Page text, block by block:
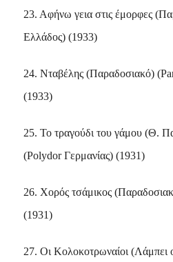
23. Αφήνω γεια στις έμορφες
Ελλάδος) (1933)
24. Νταβέλης (Παραδοσιακό)
(1933)
25. Το τραγούδι του γάμου (Θ.
(Polydor Γερμανίας) (1931)
26. Χορός τσάμικος
(1931)
27. Οι Κολοκοτρωναίοι (Λάμπει